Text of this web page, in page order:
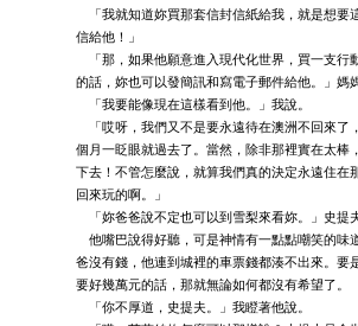
「我就知道妳買那套信封信紙給我，就是想要
信給他！」
「那，如果他願意進入現代化世界，買一支行
的話，妳也可以發簡訊和寫電子郵件給他。」媽
「我要能像現在這樣看到他。」我說。
「哎呀，我們又不是要永遠待在澳洲不回來了
個月一眨眼就過去了。當然，除非那裡實在太棒
下去！不管怎麼說，就算我們真的決定永遠住在
回來玩的啊。」
「妳爸爸說不定也可以到雪梨來看妳。」史提夫
他嘴巴說得好聽，可是神情有一點點嘲笑的味
爸沒有錢，他連到城裡的車票錢都湊不出來。要
要好幾萬元的話，那就無論如何都沒有希望了。
「你不厚道，史提夫。」我瞪著他說。